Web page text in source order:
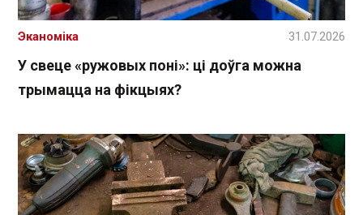
У свеце «ружовых поні»: ці доўга можна
трымацца на фікцыях?
Эканоміка 31.07.2026